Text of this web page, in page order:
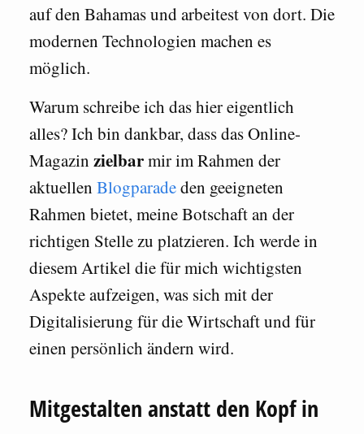
auf den Bahamas und arbeitest von dort. Die
modernen Technologien machen es
möglich.
Warum schreibe ich das hier eigentlich
alles? Ich bin dankbar, dass das Online-
Magazin zielbarmir im Rahmen der
aktuellen Blogparadeden geeigneten
Rahmen bietet, meine Botschaft an der
richtigen Stelle zu platzieren. Ich werde in
diesem Artikel die für mich wichtigsten
Aspekte aufzeigen, was sich mit der
Digitalisierung für die Wirtschaft und für
einen persönlich ändern wird.
Mitgestalten anstatt den Kopf in